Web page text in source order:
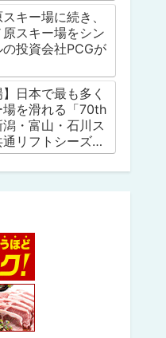
キー場に続き、
スキー場をシン
の投資会社PCGが
】日本で最も多く
場を滑れる「70th
・富山・石川ス
リフトシーズン